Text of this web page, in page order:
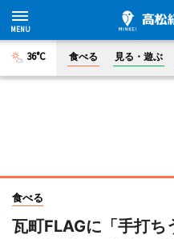
36°C 食べる 見る・遊ぶ
食べる
瓦町FLAGに「手打